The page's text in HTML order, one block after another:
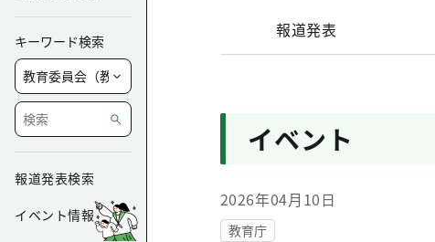
キーワード検索
報道発表検索
イベント情報
報道発表
イベント
2026年04月10日
教育庁